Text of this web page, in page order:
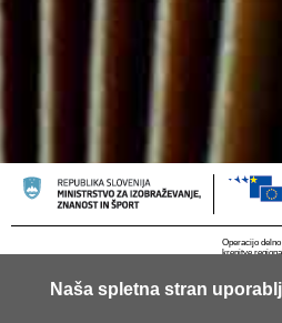
Naša spletna stran
Operacijo
krepitve
© 2013 Univerza v Ljubljani Kontakt